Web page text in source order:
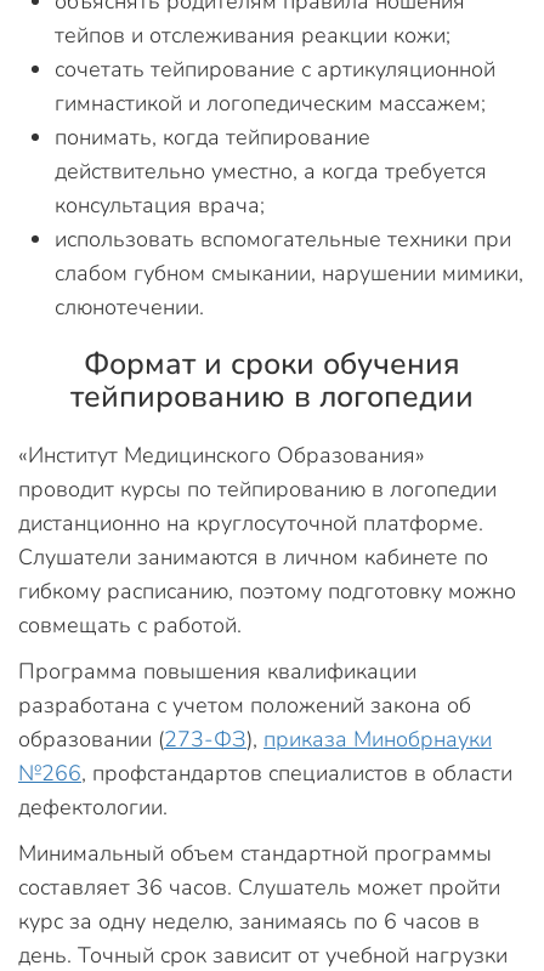
тейпов и отслеживания реакции кожи;
сочетать тейпирование с артикуляционной
гимнастикой и логопедическим массажем;
понимать, когда тейпирование
действительно уместно, а когда требуется
консультация врача;
использовать вспомогательные техники при
слабом губном смыкании, нарушении мимики,
слюнотечении.
Формат и сроки обучения
тейпированию в логопедии
«Институт Медицинского Образования»
проводит курсы по тейпированию в логопедии
дистанционно на круглосуточной платформе.
Слушатели занимаются в личном кабинете по
гибкому расписанию, поэтому подготовку можно
совмещать с работой.
Программа повышения квалификации
разработана с учетом положений закона об
образовании (273-ФЗ), приказа Минобрнауки
№266, профстандартов специалистов в области
дефектологии.
Минимальный объем стандартной программы
составляет 36 часов. Слушатель может пройти
курс за одну неделю, занимаясь по 6 часов в
день. Точный срок зависит от учебной нагрузки